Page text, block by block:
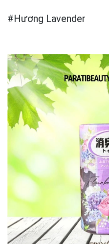
#Hương Lavender